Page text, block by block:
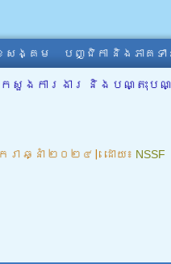
សង្គម បញ្ជិកា និងភាគទា
រសួងការងារ និងបណ្តុះ
ា ឆ្នាំ ២០២៤ | ដោយ៖ NSSF